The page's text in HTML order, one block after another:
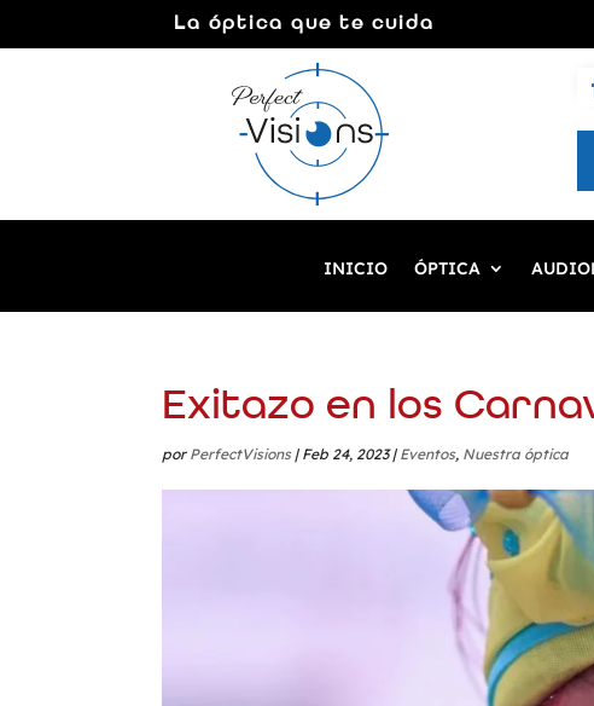
La óptica que te cuida
INICIO ÓPTICA
Exitazo en los
por PerfectVisions| Feb 24, 2023| Eventos, Nuestra óptica